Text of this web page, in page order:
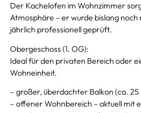
Der Kachelofen im Wohnzimmer
Atmosphäre – er wurde bislang noch
jährlich professionell geprüft.
Obergeschoss (1. OG):
Ideal für den privaten Bereich oder
Wohneinheit.
– großer, überdachter Balkon (ca. 25
– offener Wohnbereich – aktuell mit